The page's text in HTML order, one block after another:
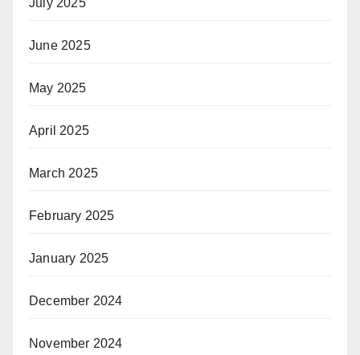
July 2025
June 2025
May 2025
April 2025
March 2025
February 2025
January 2025
December 2024
November 2024